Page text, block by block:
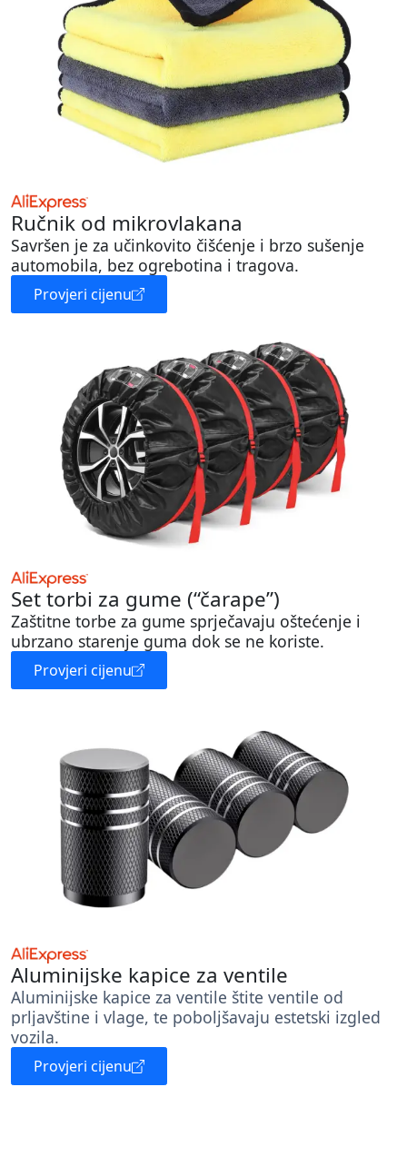
Ručnik od mikrovlakana
Savršen je za učinkovito čišćenje i brzo sušenje
automobila, bez ogrebotina i tragova.
Provjeri cijenu
Set torbi za gume (“čarape”)
Zaštitne torbe za gume sprječavaju oštećenje i
ubrzano starenje guma dok se ne koriste.
Provjeri cijenu
Aluminijske kapice za ventile
Aluminijske kapice za ventile štite ventile od
prljavštine i vlage, te poboljšavaju estetski izgled
vozila.
Provjeri cijenu